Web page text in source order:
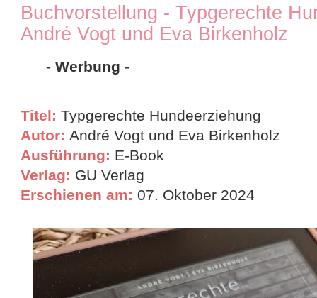
Buchvorstellung - Typgerechte
André Vogt und Eva Birkenholz
- Werbung -
Titel: Typgerechte Hundeerziehung
Autor: André Vogt und Eva Birkenholz
Ausführung: E-Book
Verlag: GU Verlag
Erschienen am: 07. Oktober 2024